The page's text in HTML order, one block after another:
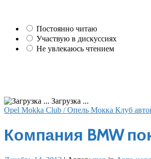
Постоянно читаю
Участвую в дискуссиях
Не увлекаюсь чтением
Загрузка ...
Opel Mokka Club / Опель Мокка Клуб
Компания BMW